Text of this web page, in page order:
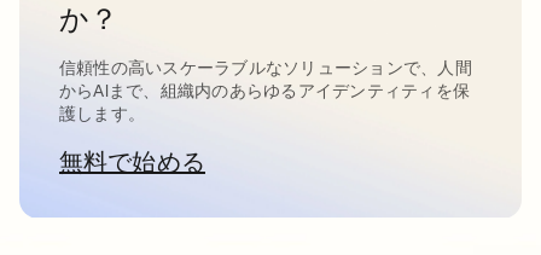
か？
信頼性の高いスケーラブルなソリューションで、人間
からAIまで、組織内のあらゆるアイデンティティを保
護します。
無料で始める新しいタブで開く